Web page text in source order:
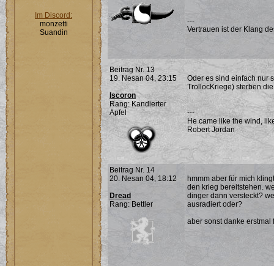
Im Discord:
monzetti
Suandin
---
Vertrauen ist der Klang
Beitrag Nr. 13
19. Nesan 04, 23:15
Iscoron
Rang: Kandierter
Apfel
Oder es sind einfach nur
TrollocKriege) sterben
---
He came like the wind,
Robert Jordan
Beitrag Nr. 14
20. Nesan 04, 18:12
Dread
Rang: Bettler
hmmm aber für mich
den krieg bereitstehen.
dinger dann versteckt?
ausradiert oder?
aber sonst danke erstmal